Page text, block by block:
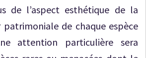
de l’aspect esthétique de la
de chaque espèce
attention particulière sera